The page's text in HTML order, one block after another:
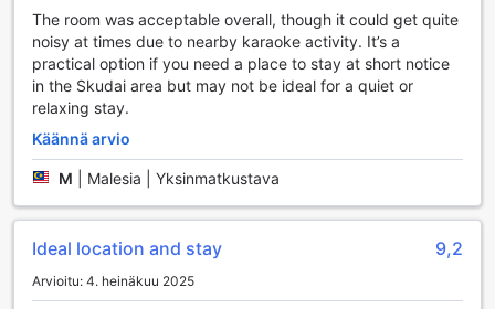
kun jätät ajoneuvosi hotellin huolehdittavaksi.
Itsepalvelupysäköinti on erityisen kätevä niille, jotka
matkustavat omalla autolla tai vuokraavat ajoneuvon
tutustuakseen Johor Bahruun ja sen ympäristöön. Hotellin
sijainti on erinomainen, ja se tarjoaa helpon pääsyn
paikallisiin nähtävyyksiin, ostoskeskuksiin ja ravintoloihin.
Home Rest Hotel tekee matkustamisesta entistä
mukavampaa, jotta voit keskittyä nauttimaan lomastasi
ilman turhaa stressiä kuljetusjärjestelyistä.
Home Rest Hotel Johor Bahru tarjoaa vierailleen
mukautetun ja miellyttävän majoituskokemuksen, jossa
The room was acceptable overall, though it could get quite
noisy at times due to nearby karaoke activity. It’s a
practical option if you need a place to stay at short notice
in the Skudai area but may not be ideal for a quiet or
relaxing stay.
Käännä arvio
M Malesia | Yksinmatkustava
Ideal location and stay 9,2
Arvioitu: 4. heinäkuu 2025